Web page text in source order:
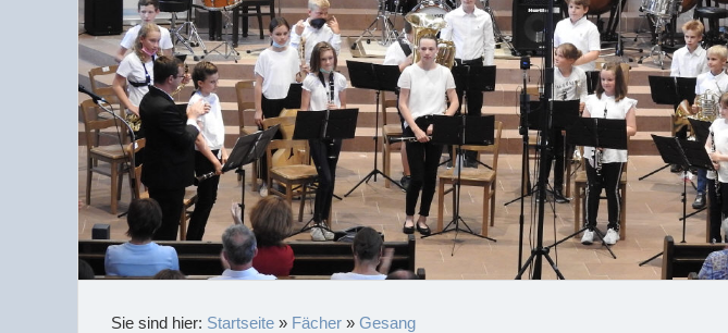
Sie sind hier: Startseite » Fächer » Gesang